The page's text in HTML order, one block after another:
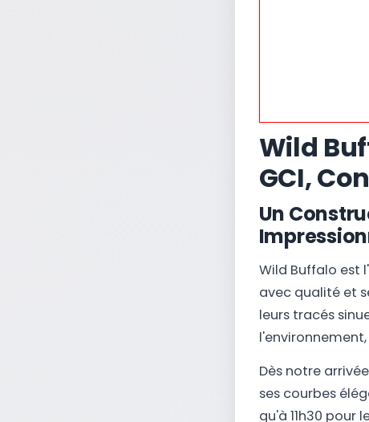
Wild
GCI,
Un
Wild Buffalo est
avec qualité et
leurs tracés
Dès notre
ses courbes
qu'à 11h30